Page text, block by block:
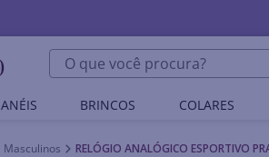
O que você procura?
ANÉIS BRINCOS COLARES
Masculinos RELÓGIO ANALÓGICO ESPORTIVO